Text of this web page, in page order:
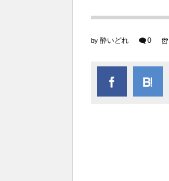
by 酔いどれ 0